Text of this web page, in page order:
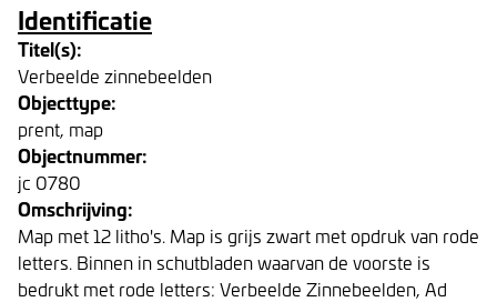
Identificatie
Titel(s):
Verbeelde zinnebeelden
Objecttype:
prent, map
Objectnummer:
jc 0780
Omschrijving:
Map met 12 litho's. Map is grijs zwart met opdruk van rode
letters. Binnen in schutbladen waarvan de voorste is
bedrukt met rode letters: Verbeelde Zinnebeelden, Ad